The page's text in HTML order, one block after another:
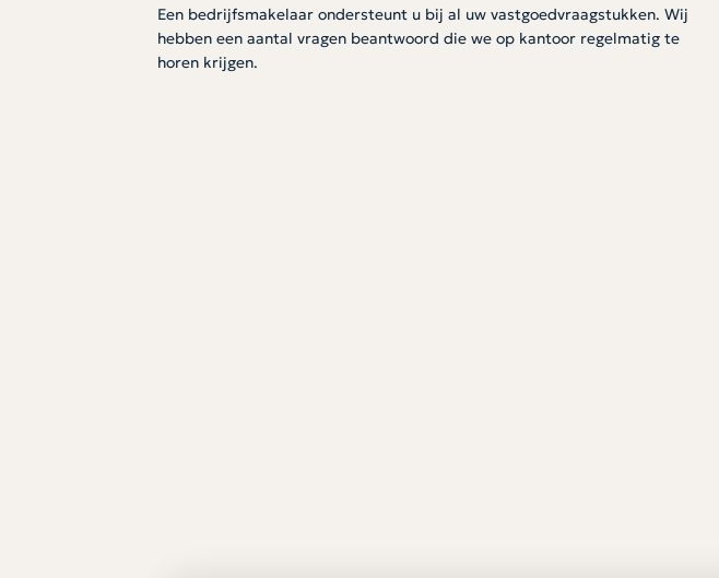
Een bedrijfsmakelaar ondersteunt u bij al uw vastgoedvraagstukken. Wij
hebben een aantal vragen beantwoord die we op kantoor regelmatig te
horen krijgen.